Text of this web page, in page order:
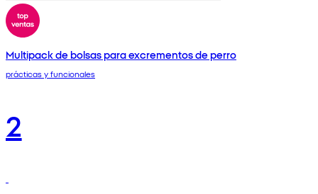
Multipack de bolsas para excrementos de perro
prácticas y funcionales
2